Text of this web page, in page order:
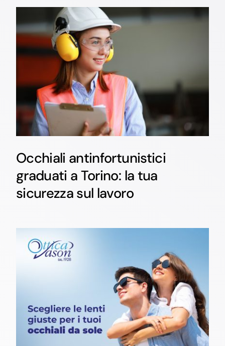
Occhiali antinfortunistici
graduati a Torino: la tua
sicurezza sul lavoro